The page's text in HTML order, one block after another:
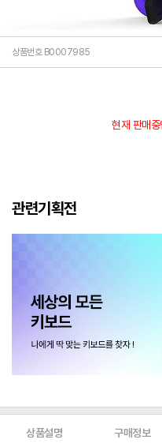
상품번호 B0007985
현재 판매
관련기획전
상품설명 구매정보